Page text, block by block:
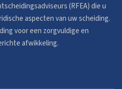
(RFEA) die u
aspecten van uw scheiding.
voor een zorgvuldige en
afwikkeling.